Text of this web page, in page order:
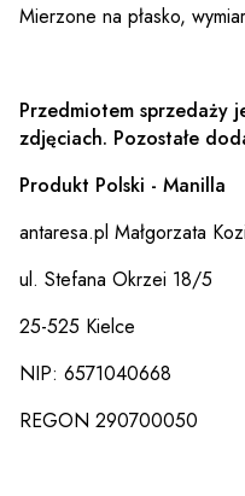
Mierzone na płasko,
Przedmiotem sprzedaży
zdjęciach. Pozostałe
Produkt Polski - Manilla
antaresa.pl Małgorzata
ul. Stefana Okrzei 18/5
25-525 Kielce
NIP: 6571040668
REGON 290700050